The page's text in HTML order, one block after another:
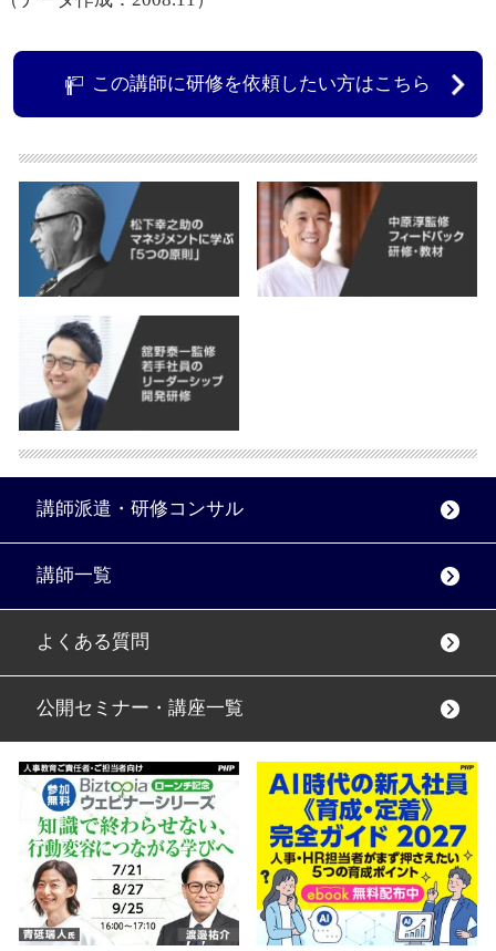
この講師に研修を依頼したい方はこちら
講師派遣・研修コンサル
講師一覧
よくある質問
公開セミナー・講座一覧